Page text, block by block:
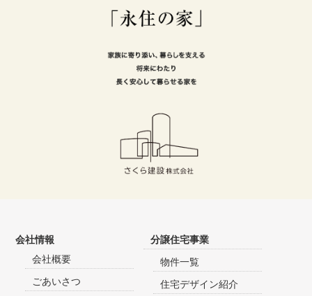
会社情報
会社概要
ごあいさつ
分譲住宅事業
物件一覧
住宅デザイン紹介